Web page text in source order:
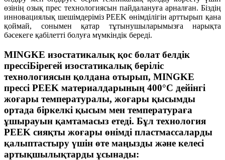
өзінің озық прес технологиясын пайдалануға арналған. Біздің
инновациялық шешімдеріміз PEEK өнімділігін арттырып қана
қоймай, сонымен қатар тұтынушыларымызға нарықта
бәсекеге қабілетті болуға мүмкіндік береді.
MINGKE изостатикалық қос болат белдік
прессіБірегей изостатикалық беріліс
технологиясын қолдана отырып, MINGKE
прессі PEEK материалдарының 400°C дейінгі
жоғары температуралы, жоғары қысымды
ортада біркелкі қысым мен температураға
ұшырауын қамтамасыз етеді. Бұл технология
PEEK сияқты жоғары өнімді пластмассаларды
қалыптастыру үшін өте маңызды және келесі
артықшылықтарды ұсынады: